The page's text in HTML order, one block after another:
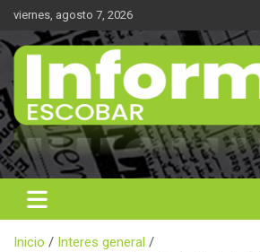
Saltar
contenido
viernes, agosto 7, 2026
Informe 21
Noticas reales
Inicio
Interes general